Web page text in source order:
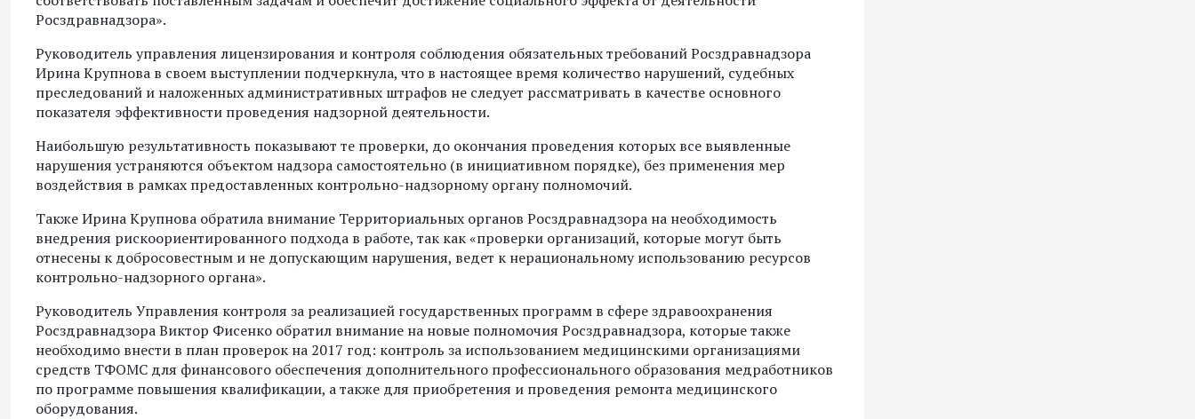
Росздравнадзора».
Руководитель управления лицензирования и контроля соблюдения обязательных требований Росздравнадзора
Ирина Крупнова в своем выступлении подчеркнула, что в настоящее время количество нарушений, судебных
преследований и наложенных административных штрафов не следует рассматривать в качестве основного
показателя эффективности проведения надзорной деятельности.
Наибольшую результативность показывают те проверки, до окончания проведения которых все выявленные
нарушения устраняются объектом надзора самостоятельно (в инициативном порядке), без применения мер
воздействия в рамках предоставленных контрольно-надзорному органу полномочий.
Также Ирина Крупнова обратила внимание Территориальных органов Росздравнадзора на необходимость
внедрения рискоориентированного подхода в работе, так как «проверки организаций, которые могут быть
отнесены к добросовестным и не допускающим нарушения, ведет к нерациональному использованию ресурсов
контрольно-надзорного органа».
Руководитель Управления контроля за реализацией государственных программ в сфере здравоохранения
Росздравнадзора Виктор Фисенко обратил внимание на новые полномочия Росздравнадзора, которые также
необходимо внести в план проверок на 2017 год: контроль за использованием медицинскими организациями
средств ТФОМС для финансового обеспечения дополнительного профессионального образования медработников
по программе повышения квалификации, а также для приобретения и проведения ремонта медицинского
оборудования.